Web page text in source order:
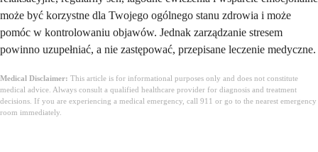
może być korzystne dla Twojego ogólnego stanu zdrowia i może
pomóc w kontrolowaniu objawów. Jednak zarządzanie stresem
powinno uzupełniać, a nie zastępować, przepisane leczenie medyczne.
Medical Disclaimer: This article is for informational purposes only and does not constitute
medical advice. Always consult a qualified healthcare provider for diagnosis and treatment
decisions. If you are experiencing a medical emergency, call 911 or go to the nearest emergency
room immediately.